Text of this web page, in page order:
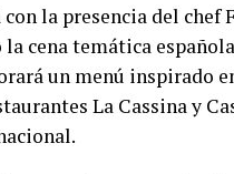
la presencia del chef
la cena temática
un menú inspirado
La Cassina y